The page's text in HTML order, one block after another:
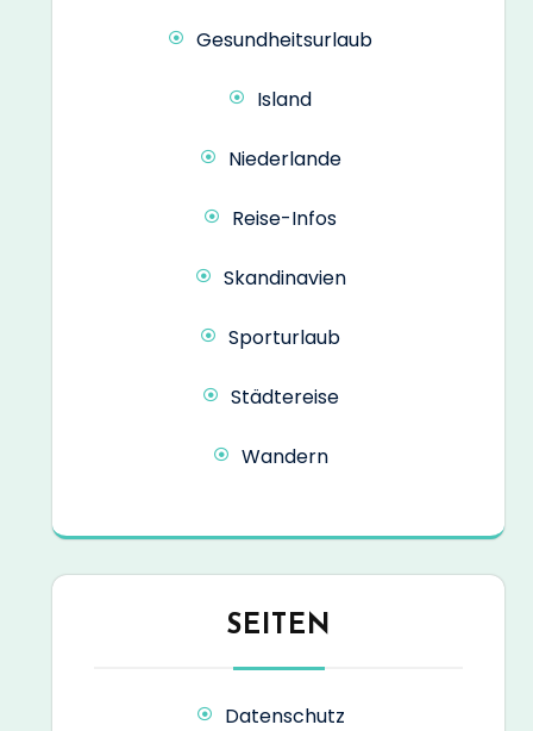
Gesundheitsurlaub
Island
Niederlande
Reise-Infos
Skandinavien
Sporturlaub
Städtereise
Wandern
SEITEN
Datenschutz